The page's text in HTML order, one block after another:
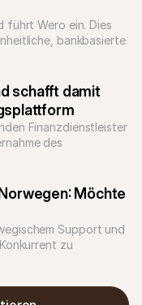
führt Wero ein. Dies
bankbasierte
schafft damit
Finanzdienstleister
des
Möchte
Support und
zu